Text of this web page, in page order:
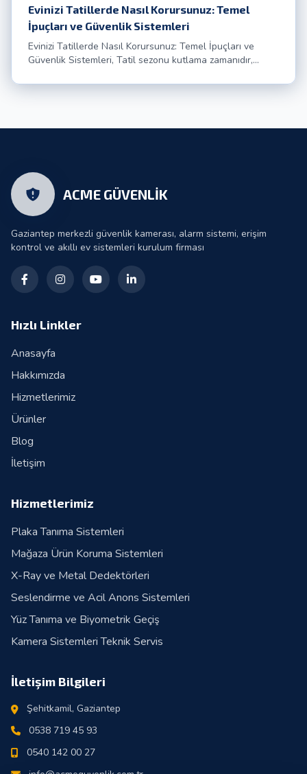
Evinizi Tatillerde Nasıl Korursunuz: Temel
İpuçları ve Güvenlik Sistemleri
Evinizi Tatillerde Nasıl Korursunuz: Temel İpuçları ve
Güvenlik Sistemleri, Tatil sezonu kutlama zamanıdır,
zamandır. İster seyahat etmeyi planl
ACME GÜVENLİK
Gaziantep merkezli güvenlik kamerası, alarm sistemi, erişim
kontrol ve akıllı ev sistemleri kurulum firması
Hızlı Linkler
Anasayfa
Hakkımızda
Hizmetlerimiz
Ürünler
Blog
İletişim
Hizmetlerimiz
Plaka Tanıma Sistemleri
Mağaza Ürün Koruma Sistemleri
X-Ray ve Metal Dedektörleri
Seslendirme ve Acil Anons Sistemleri
Yüz Tanıma ve Biyometrik Geçiş
Kamera Sistemleri Teknik Servis
İletişim Bilgileri
Şehitkamil, Gaziantep
0538 719 45 93
0540 142 00 27